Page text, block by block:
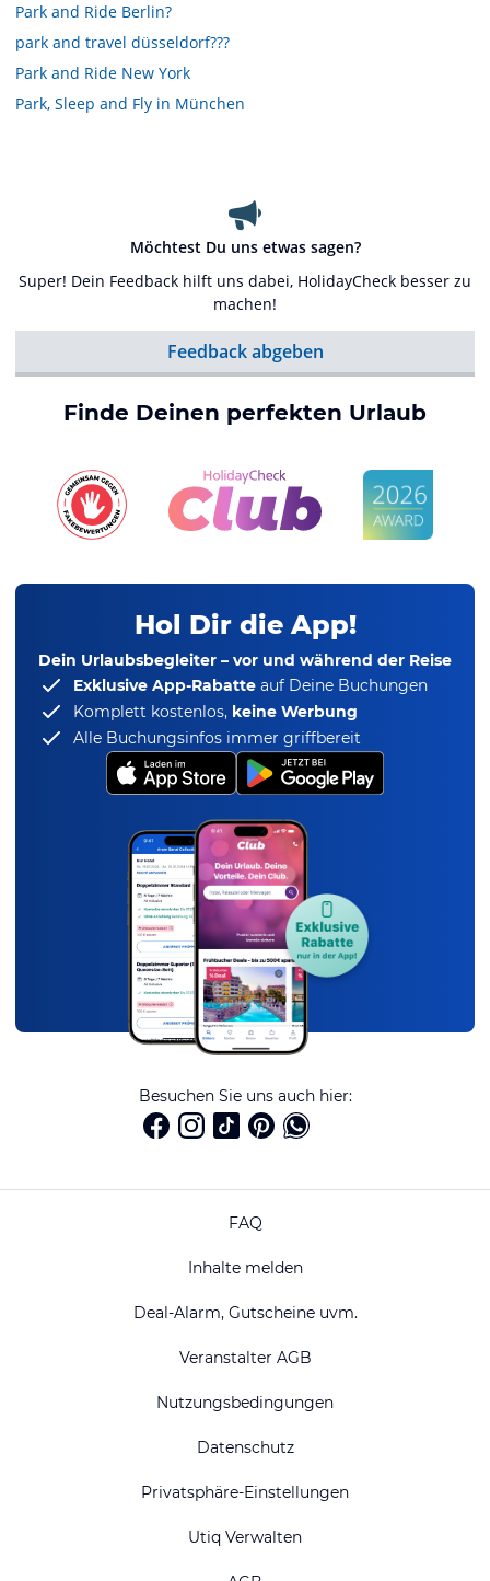
Park and Ride Berlin?
park and travel düsseldorf???
Park and Ride New York
Park, Sleep and Fly in München
Möchtest Du uns etwas sagen?
Super! Dein Feedback hilft uns dabei, HolidayCheck besser zu
machen!
Feedback abgeben
Finde Deinen perfekten Urlaub
Hol Dir die App!
Dein Urlaubsbegleiter – vor und während der Reise
Exklusive App-Rabatte auf Deine Buchungen
Komplett kostenlos, keine Werbung
Alle Buchungsinfos immer griffbereit
Besuchen Sie uns auch hier:
FAQ
Inhalte melden
Deal-Alarm, Gutscheine uvm.
Veranstalter AGB
Nutzungsbedingungen
Datenschutz
Privatsphäre-Einstellungen
Utiq Verwalten